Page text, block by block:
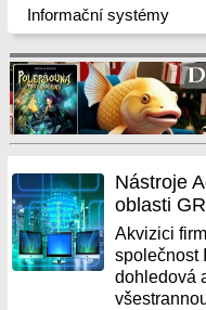
Informační systémy
Nástroje
oblasti
Akvizici
společnost
dohledová